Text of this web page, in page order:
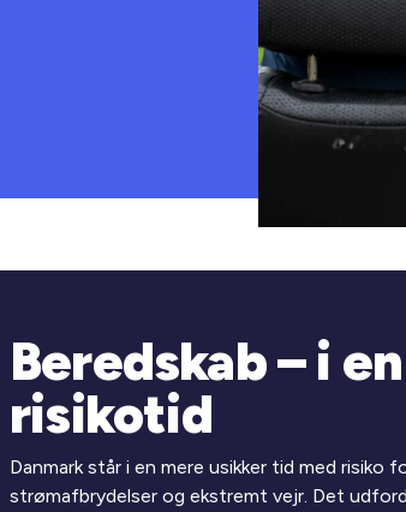
Beredskab – i
risikotid
Danmark står i en mere usikker tid med risiko
strømafbrydelser og ekstremt vejr. Det